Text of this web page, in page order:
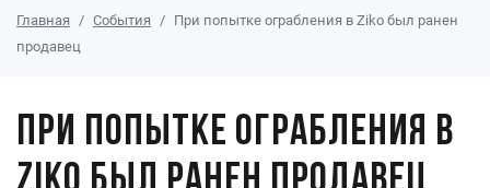
Главная События
При попытке ограбления в Ziko был ранен
продавец
При попытке ограбления в